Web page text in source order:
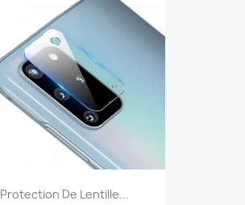
Protection De Lentille...